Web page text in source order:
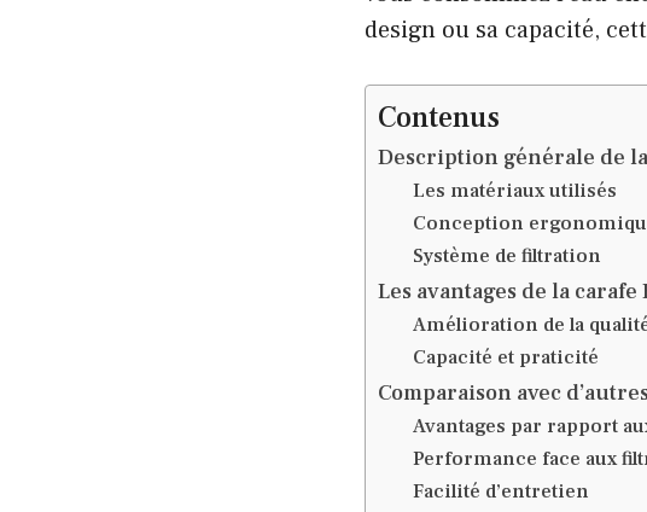
design ou sa capacité,
Contenus
Description générale de
Les matériaux utilisés
Conception
Système de filtration
Les avantages de la
Amélioration de la qualité
Capacité et praticité
Comparaison avec
Avantages par rapport
Performance face aux
Facilité d’entretien